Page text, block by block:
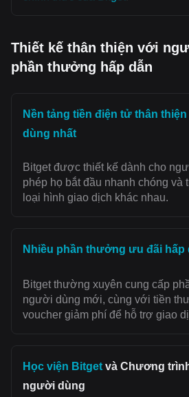
Thiết kế thân thiện với
phần thưởng hấp dẫn
Nền tảng tiền điện tử thân
dùng nhất
Bitget được thiết kế dành cho
phép họ bắt đầu nhanh chóng và
loại hình giao dịch khác nhau.
Nhiều phần thưởng ưu đãi hấp
Bitget thường xuyên cung cấp
người dùng mới, cùng với tiền
voucher giảm phí để hỗ trợ giao
Học viện Bitget và Chương
người dùng